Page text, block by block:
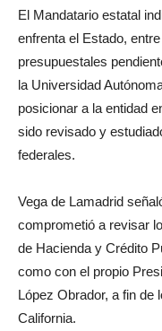
El Mandatario estatal
enfrenta el Estado,
presupuestales
la Universidad
posicionar a la entidad
sido revisado y
federales.
Vega de Lamadrid
comprometió a revisar
de Hacienda y Crédito
como con el propio
López Obrador, a fin de
California.